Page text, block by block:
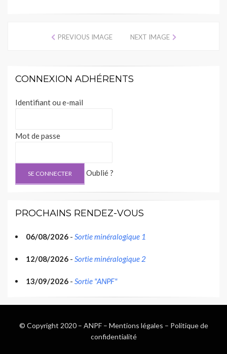
PREVIOUS IMAGE NEXT IMAGE
CONNEXION ADHÉRENTS
Identifiant ou e-mail
Mot de passe
Oublié ?
PROCHAINS RENDEZ-VOUS
06/08/2026 - Sortie minéralogique 1
12/08/2026 - Sortie minéralogique 2
13/09/2026 - Sortie "ANPF"
© Copyright 2020 – ANPF– Mentions légales – Politique de
confidentialité